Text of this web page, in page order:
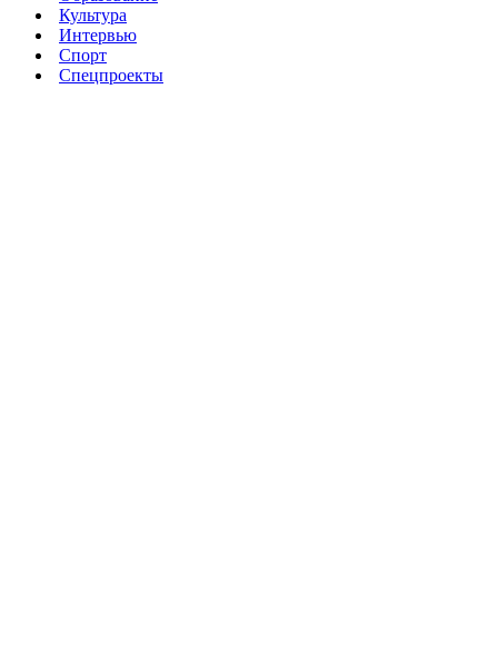
Культура
Интервью
Спорт
Спецпроекты